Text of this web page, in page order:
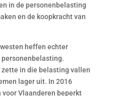
in de personenbelasting
en de koopkracht van
heffen echter
in die belasting vallen
lager uit. In 2016
Vlaanderen beperkt